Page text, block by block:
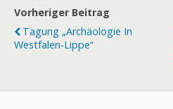
Vorheriger Beitrag
Tagung „Archäologie In
Westfalen-Lippe“